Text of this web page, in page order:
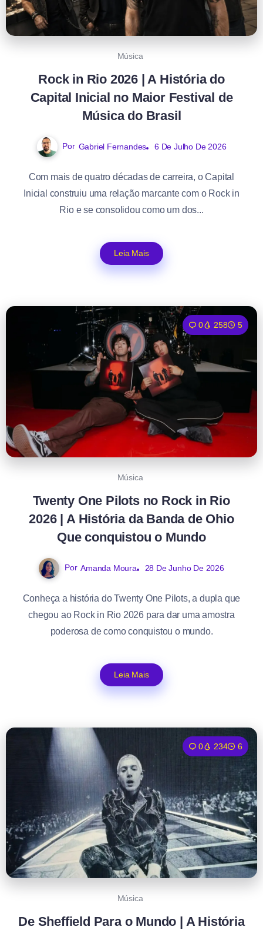
Música
Rock in Rio 2026 | A História do
Capital Inicial no Maior Festival de
Música do Brasil
Por Gabriel Fernandes 6 De Julho De 2026
Com mais de quatro décadas de carreira, o Capital
Inicial construiu uma relação marcante com o Rock in
Rio e se consolidou como um dos...
Leia Mais
0 258 5
Música
Twenty One Pilots no Rock in Rio
2026 | A História da Banda de Ohio
Que conquistou o Mundo
Por Amanda Moura 28 De Junho De 2026
Conheça a história do Twenty One Pilots, a dupla que
chegou ao Rock in Rio 2026 para dar uma amostra
poderosa de como conquistou o mundo.
Leia Mais
0 234 6
Música
De Sheffield Para o Mundo | A História